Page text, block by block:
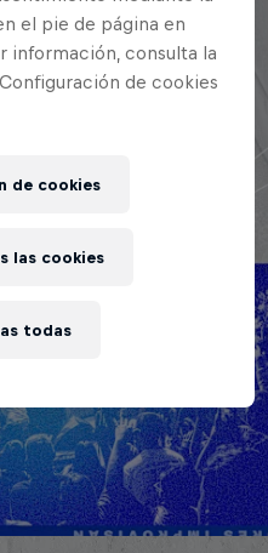
el pie de página en
información, consulta la
de cookies
de cookies
todas
las cookies